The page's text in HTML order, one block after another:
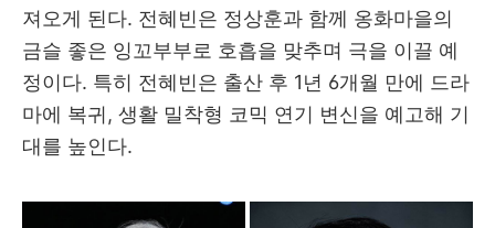
져오게 된다. 전혜빈은 정상훈과 함께 옹화마을의
금슬 좋은 잉꼬부부로 호흡을 맞추며 극을 이끌 예
정이다. 특히 전혜빈은 출산 후 1년 6개월 만에 드라
마에 복귀, 생활 밀착형 코믹 연기 변신을 예고해 기
대를 높인다.